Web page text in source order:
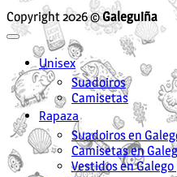
Copyright 2026 ©Galeguiña
Unisex
Suadoiros
Camisetas
Rapaza
Suadoiros en
Camisetas en
Vestidos en